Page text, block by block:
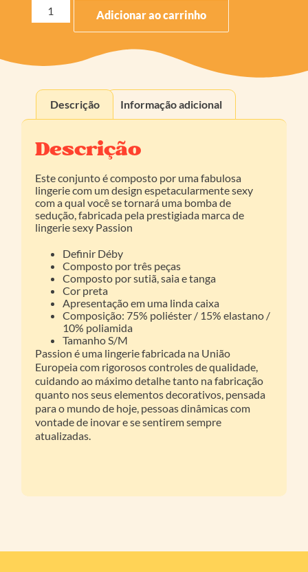
Adicionar ao carrinho
Descrição Informação adicional
Descrição
Este conjunto é composto por uma fabulosa
lingerie com um design espetacularmente sexy
com a qual você se tornará uma bomba de
sedução, fabricada pela prestigiada marca de
lingerie sexy Passion
Definir Déby
Composto por três peças
Composto por sutiã, saia e tanga
Cor preta
Apresentação em uma linda caixa
Composição: 75% poliéster / 15% elastano /
10% poliamida
Tamanho S/M
Passion é uma lingerie fabricada na União
Europeia com rigorosos controles de qualidade,
cuidando ao máximo detalhe tanto na fabricação
quanto nos seus elementos decorativos, pensada
para o mundo de hoje, pessoas dinâmicas com
vontade de inovar e se sentirem sempre
atualizadas.